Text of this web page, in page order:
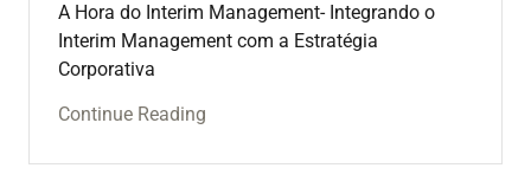
A Hora do Interim Management- Integrando o
Interim Management com a Estratégia
Corporativa
Continue Reading